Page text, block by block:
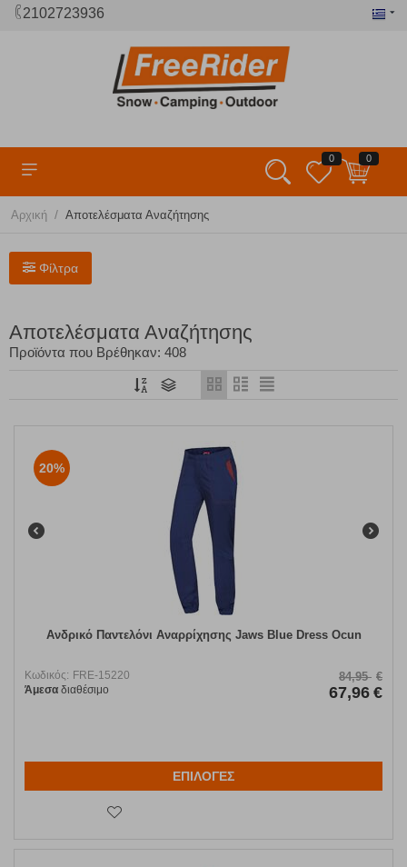
2102723936
0 0
Αρχική / Αποτελέσματα Αναζήτησης
Φίλτρα
Αποτελέσματα Αναζήτησης
Προϊόντα που Βρέθηκαν: 408
20%
Ανδρικό Παντελόνι Αναρρίχησης Jaws Blue Dress Ocun
Κωδικός: FRE-15220
Άμεσα διαθέσιμο
84,95 €
67,96 €
ΕΠΙΛΟΓΕΣ